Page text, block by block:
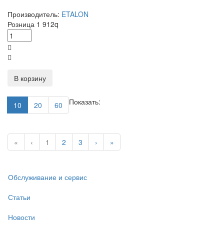
Производитель: ETALON
Розница 1 912q
В корзину
Показать:
10 20 60
« ‹ 1 2 3 › »
Обслуживание и сервис
Статьи
Новости